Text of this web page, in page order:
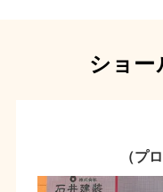
ショー
（プ